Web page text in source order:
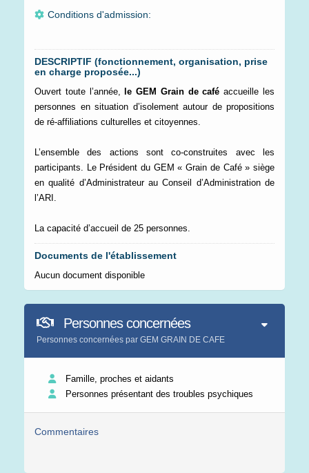
Conditions d'admission:
DESCRIPTIF (fonctionnement, organisation, prise
en charge proposée...)
Ouvert toute l’année, le GEM Grain de café accueille les
personnes en situation d’isolement autour de propositions
de ré-affiliations culturelles et citoyennes.
L’ensemble des actions sont co-construites avec les
participants. Le Président du GEM « Grain de Café » siège
en qualité d’Administrateur au Conseil d’Administration de
l’ARI.
La capacité d’accueil de 25 personnes.
Documents de l'établissement
Aucun document disponible
Personnes concernées
Personnes concernées par GEM GRAIN DE CAFE
Famille, proches et aidants
Personnes présentant des troubles psychiques
Commentaires